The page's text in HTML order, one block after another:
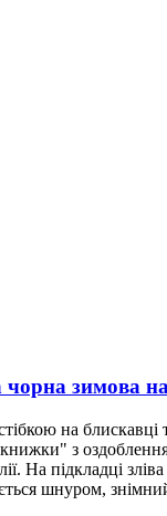
зимова
на
з
На підкладці
шнуром,